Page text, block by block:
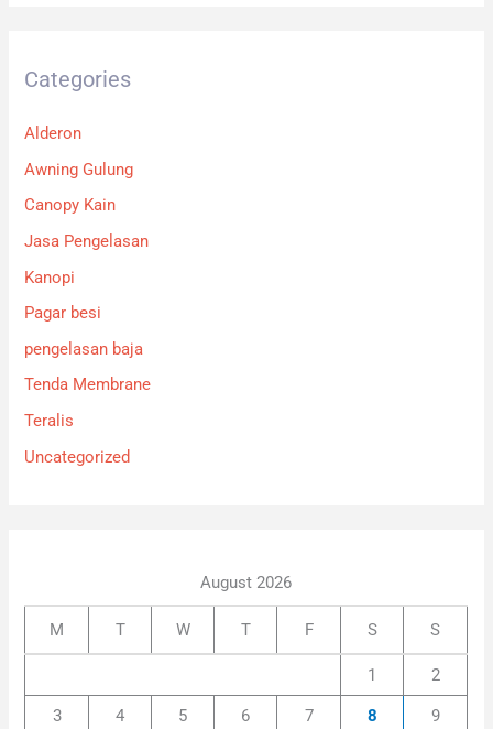
Categories
Alderon
Awning Gulung
Canopy Kain
Jasa Pengelasan
Kanopi
Pagar besi
pengelasan baja
Tenda Membrane
Teralis
Uncategorized
August 2026
M T W T F S S
1 2
3 4 5 6 7 8 9